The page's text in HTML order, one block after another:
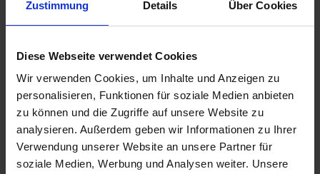
Zustimmung Details Über Cookies
Diese Webseite verwendet Cookies
Wir verwenden Cookies, um Inhalte und Anzeigen zu
personalisieren, Funktionen für soziale Medien anbieten
zu können und die Zugriffe auf unsere Website zu
analysieren. Außerdem geben wir Informationen zu Ihrer
Verwendung unserer Website an unsere Partner für
soziale Medien, Werbung und Analysen weiter. Unsere
33,70 € / l